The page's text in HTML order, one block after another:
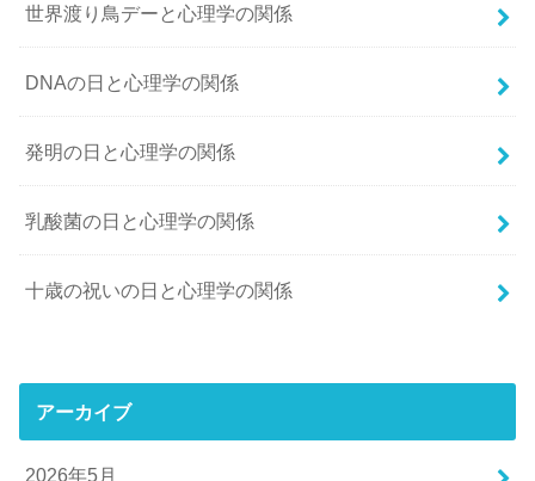
世界渡り鳥デーと心理学の関係
DNAの日と心理学の関係
発明の日と心理学の関係
乳酸菌の日と心理学の関係
十歳の祝いの日と心理学の関係
アーカイブ
2026年5月